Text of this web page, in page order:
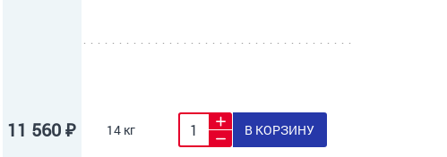
11 560 ₽ 14 кг В КОРЗИНУ